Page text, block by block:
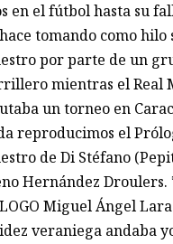
en el fútbol hasta su
tomando como hilo
por parte de un
mientras el Real
un torneo en
reproducimos el
de Di Stéfano
Hernández
Miguel Ángel
veraniega andaba